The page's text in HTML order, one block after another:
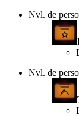
Nvl. de
Nvl. de